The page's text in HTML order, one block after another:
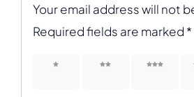
Your email address will not
Required fields are marked *
1 of 5 2 of 5 3 of 5